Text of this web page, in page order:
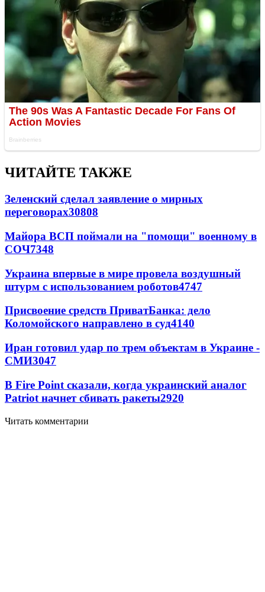
ЧИТАЙТЕ ТАКЖЕ
Зеленский сделал заявление о мирных
переговорах30808
Майора ВСП поймали на "помощи" военному в
СОЧ7348
Украина впервые в мире провела воздушный
штурм с использованием роботов4747
Присвоение средств ПриватБанка: дело
Коломойского направлено в суд4140
Иран готовил удар по трем объектам в Украине -
СМИ3047
В Fire Point сказали, когда украинский аналог
Patriot начнет сбивать ракеты2920
Читать комментарии